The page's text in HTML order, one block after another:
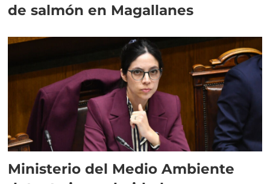
de salmón en Magallanes
Ministerio del Medio Ambiente